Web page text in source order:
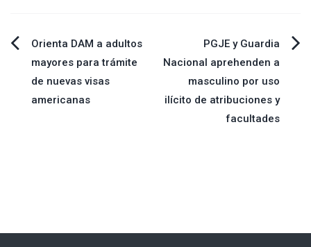
Navegación
de
Orienta DAM a adultos
mayores para trámite
de nuevas visas
americanas
PGJE y Guardia
Nacional aprehenden a
masculino por uso
ilícito de atribuciones y
facultades